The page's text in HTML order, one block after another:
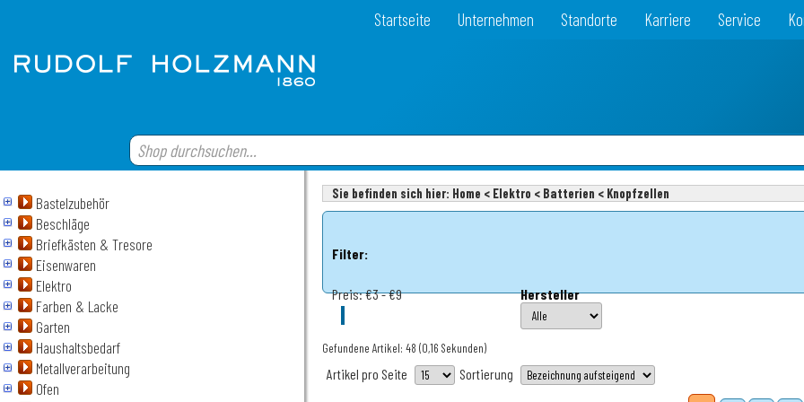
Startseite Unternehmen Standorte Karriere Service
Bastelzubehör
Beschläge
Briefkästen & Tresore
Eisenwaren
Elektro
Farben & Lacke
Garten
Haushaltsbedarf
Metallverarbeitung
Ofen
Sie befinden sich hier: Home < Elektro < Batterien < Knopfzellen
Filter:
Preis:€3 - €9 Hersteller
Gefundene Artikel: 48 (0,16 Sekunden)
Artikel pro Seite Sortierung